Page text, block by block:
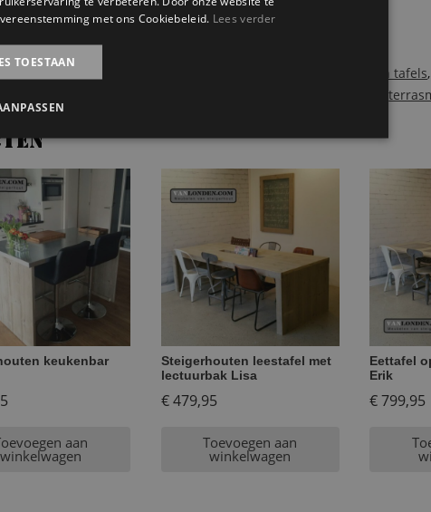
bartafel
NickToevoegen aan winkelwagen
Steigerhouten tafels
,
keukenbar
aan
winkelwagen
Steigerhouten leestafel met
lectuurbak Lisa
€479,95
Toevoegen aan
winkelwagen
Eettafel
Erik
€799,95
met ons Cookiebeleid. Lees verder
TOESTAAN